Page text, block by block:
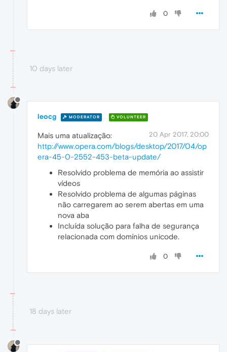
0
10 days later
leocg MODERATOR VOLUNTEER
20 Apr 2017, 20:00
Mais uma atualização:
http://www.opera.com/blogs/desktop/2017/04/op
era-45-0-2552-453-beta-update/
Resolvido problema de memória ao assistir
vídeos
Resolvido problema de algumas páginas
não carregarem ao serem abertas em uma
nova aba
Incluída solução para falha de segurança
relacionada com domínios unicode.
0
18 days later